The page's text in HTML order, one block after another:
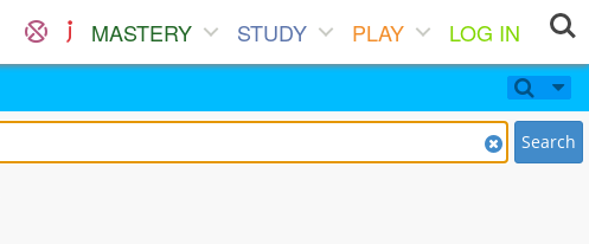
MASTERY STUDY PLAY
LOG IN
Search